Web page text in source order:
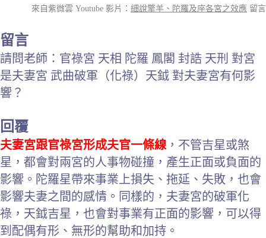
來自紫微雲 Youtube 影片： 細說擎羊、陀羅及座各宮之效應 留言
留言
請問老師：官祿宮 天相 陀羅 鳳閣 封誥 天刑 對宮
是夫妻宮 武曲破軍（化祿）天鉞 對夫妻宮有何影
響？
回覆
夫妻宮跟官祿宮形成夫官一條線，不管吉星或煞
星，都會對兩宮的人事物碰撞，產生正面或負面的
影響。陀羅星帶來事業上損失、拖延、失敗，也會
影響夫妻之間的感情。同樣的，夫妻宮的破軍化
祿，天鉞吉星，也會對事業有正面的影響，可以得
到配偶有形、無形的幫助和加持。